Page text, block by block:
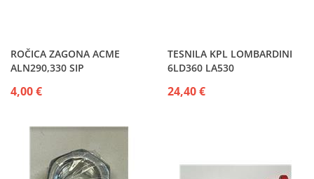
ROČICA ZAGONA ACME
ALN290,330 SIP
4,00 €
TESNILA KPL LOMBARDINI
6LD360 LA530
24,40 €